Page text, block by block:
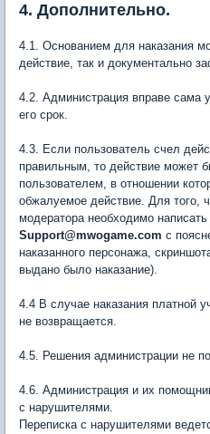
4. Дополнительно.
4.1. Основанием для наказания
действие, так и документально
4.2. Администрация вправе сама
его срок.
4.3. Если пользователь счел
правильным, то действие может
пользователем, в отношении
обжалуемое действие. Для того,
модератора необходимо
Support@mwogame.com с
наказанного персонажа,
выдано было наказание).
4.4 В случае наказания платной
не возвращается.
4.5. Решения администрации не
4.6. Администрация и их
с нарушителями.
Переписка с нарушителями